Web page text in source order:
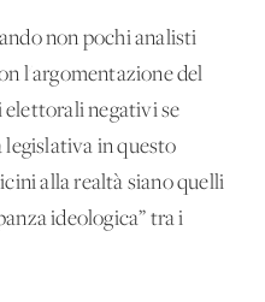
non pochi analisti
l'argomentazione del
negativi se
legislativa in questo
alla realtà siano quelli
ideologica” tra i